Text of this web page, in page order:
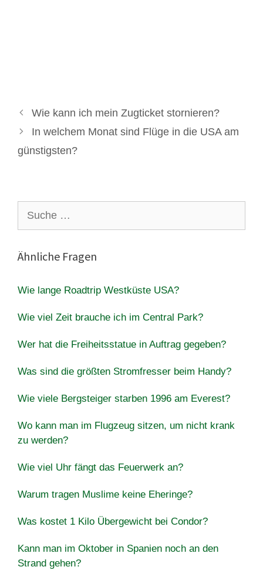
Wie kann ich mein Zugticket stornieren?
In welchem Monat sind Flüge in die USA am
günstigsten?
nach:
Ähnliche Fragen
Wie lange Roadtrip Westküste USA?
Wie viel Zeit brauche ich im Central Park?
Wer hat die Freiheitsstatue in Auftrag gegeben?
Was sind die größten Stromfresser beim Handy?
Wie viele Bergsteiger starben 1996 am Everest?
Wo kann man im Flugzeug sitzen, um nicht krank
zu werden?
Wie viel Uhr fängt das Feuerwerk an?
Warum tragen Muslime keine Eheringe?
Was kostet 1 Kilo Übergewicht bei Condor?
Kann man im Oktober in Spanien noch an den
Strand gehen?